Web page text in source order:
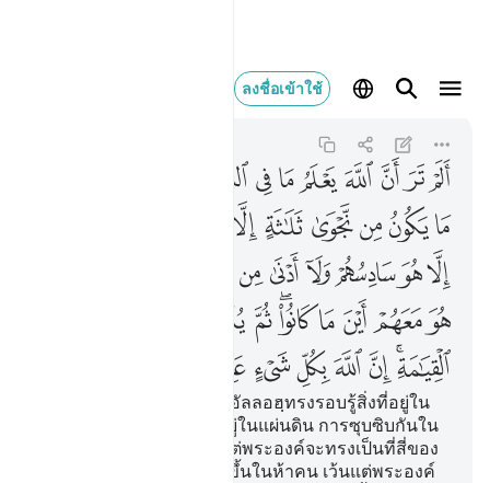
ลงชื่อเข้าใช้
ﱁﱂﱃﱄﱅﱆﱇﱈ
ﱍﱎﱏﱐﱑﱒ
ﱗﱘﱙﱚﱛﱜ
ﱡﱢﱣﱤﱥﱦﱧ ﱨ
ﱬﱭﱮﱯﱰﱱ ﱲ
[7] เจ้าไม่เห็นดอกหรือว่า อัลลอฮฺทรงรอบรู้สิ่งที่อยู่ใน
ชั้นฟ้าทั้งหลาย และสิ่งที่อยู่ในแผ่นดิน การซุบซิบกันใน
สามคนจะไม่เกิดขึ้น เว้นแต่พระองค์จะทรงเป็นที่สี่ของ
พวกเขา และมันจะไม่เกิดขึ้นในห้าคน เว้นแต่พระองค์